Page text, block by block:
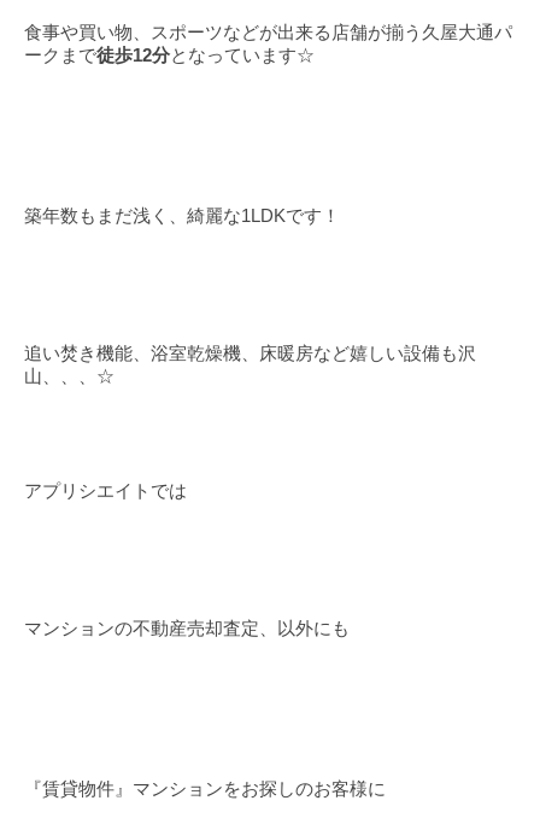
食事や買い物、スポーツなどが出来る店舗が揃う久屋大通パ
ークまで徒歩12分となっています☆
築年数もまだ浅く、綺麗な1LDKです！
追い焚き機能、浴室乾燥機、床暖房など嬉しい設備も沢
山、、、☆
アプリシエイトでは
マンションの不動産売却査定、以外にも
『賃貸物件』マンションをお探しのお客様に